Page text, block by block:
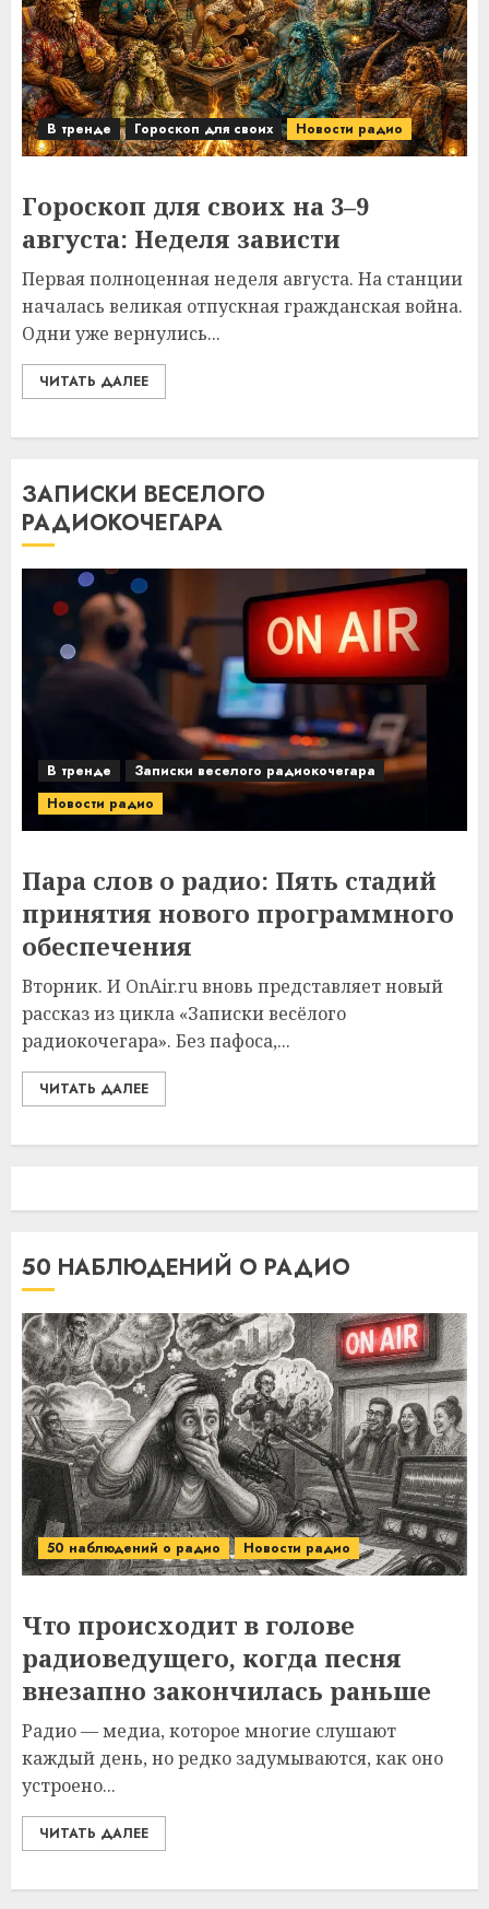
В тренде Гороскоп для своих Новости радио
Гороскоп для своих на 3–9
августа: Неделя зависти
Первая полноценная неделя августа. На станции
началась великая отпускная гражданская война.
Одни уже вернулись...
ЧИТАТЬ ДАЛЕЕ
ЗАПИСКИ ВЕСЕЛОГО
РАДИОКОЧЕГАРА
В тренде
Записки веселого радиокочегара
Новости радио
Пара слов о радио: Пять стадий
принятия нового программного
обеспечения
Вторник. И OnAir.ru вновь представляет новый
рассказ из цикла «Записки весёлого
радиокочегара». Без пафоса,...
ЧИТАТЬ ДАЛЕЕ
50 НАБЛЮДЕНИЙ О РАДИО
50 наблюдений о радио Новости радио
Что происходит в голове
радиоведущего, когда песня
внезапно закончилась раньше
Радио — медиа, которое многие слушают
каждый день, но редко задумываются, как оно
устроено...
ЧИТАТЬ ДАЛЕЕ